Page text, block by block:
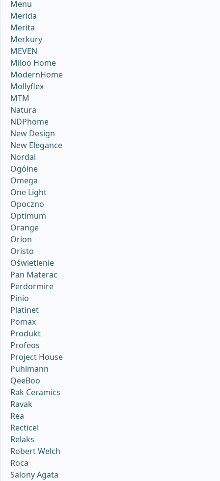
Menu
Merida
Merita
Merkury
MEVEN
Miloo Home
ModernHome
Mollyflex
MTM
Natura
NDPhome
New Design
New Elegance
Nordal
Ogólne
Omega
One Light
Opoczno
Optimum
Orange
Orion
Oristo
Oświetlenie
Pan Materac
Perdormire
Pinio
Platinet
Pomax
Produkt
Profeos
Project House
Puhlmann
QeeBoo
Rak Ceramics
Ravak
Rea
Recticel
Relaks
Robert Welch
Roca
Salony Agata